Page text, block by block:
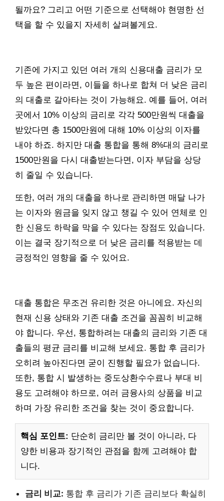
될까요? 그리고 어떤 기준으로 선택해야 현명한 선
택을 할 수 있을지 자세히 살펴볼게요.
기존에 가지고 있던 여러 개의 신용대출 금리가 모
두 높은 편이라면, 이들을 하나로 합쳐 더 낮은 금리
의 대출로 갈아타는 것이 가능해요. 예를 들어, 여러
곳에서 10% 이상의 금리로 각각 500만원씩 대출을
받았다면 총 1500만원에 대해 10% 이상의 이자를
내야 하죠. 하지만 대출 통합을 통해 8%대의 금리로
1500만원을 다시 대출받는다면, 이자 부담을 상당
히 줄일 수 있습니다.
또한, 여러 개의 대출을 하나로 관리하면 매달 나가
는 이자와 원금을 잊지 않고 챙길 수 있어 연체로 인
한 신용도 하락을 막을 수 있다는 장점도 있습니다.
이는 결국 장기적으로 더 낮은 금리를 적용받는 데
긍정적인 영향을 줄 수 있어요.
대출 통합은 무조건 유리한 것은 아니에요. 자신의
현재 신용 상태와 기존 대출 조건을 꼼꼼히 비교해
야 합니다. 우선, 통합하려는 대출의 금리와 기존 대
출들의 평균 금리를 비교해 보세요. 통합 후 금리가
오히려 높아진다면 굳이 진행할 필요가 없습니다.
또한, 통합 시 발생하는 중도상환수수료나 부대 비
용도 고려해야 하므로, 여러 금융사의 상품을 비교
하며 가장 유리한 조건을 찾는 것이 중요합니다.
핵심 포인트: 단순히 금리만 볼 것이 아니라, 다
양한 비용과 장기적인 관점을 함께 고려해야 합
니다.
금리 비교: 통합 후 금리가 기존 금리보다 확실히